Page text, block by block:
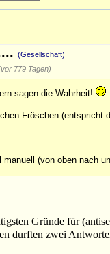
(Gesellschaft)
779 Tagen)
sagen die Wahrheit!
Fröschen (entspricht
(von oben nach
Gründe für
durften zwei